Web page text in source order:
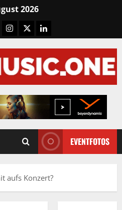
2026
Instagram
X LinkedIN
EVENTFOTOS
aufs Konzert?